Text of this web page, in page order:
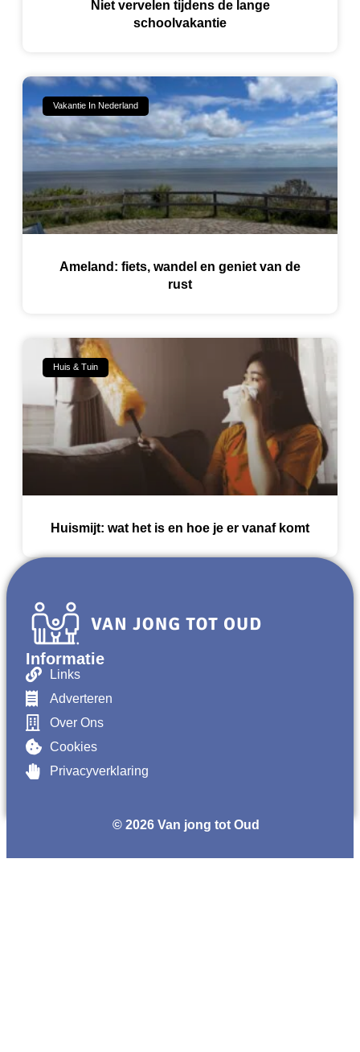
Niet vervelen tijdens de lange
schoolvakantie
Vakantie In Nederland
Ameland: fiets, wandel en geniet van de
rust
Huis & Tuin
Huismijt: wat het is en hoe je er vanaf komt
Informatie
Links
Adverteren
Over Ons
Cookies
Privacyverklaring
© 2026 Van jong tot Oud